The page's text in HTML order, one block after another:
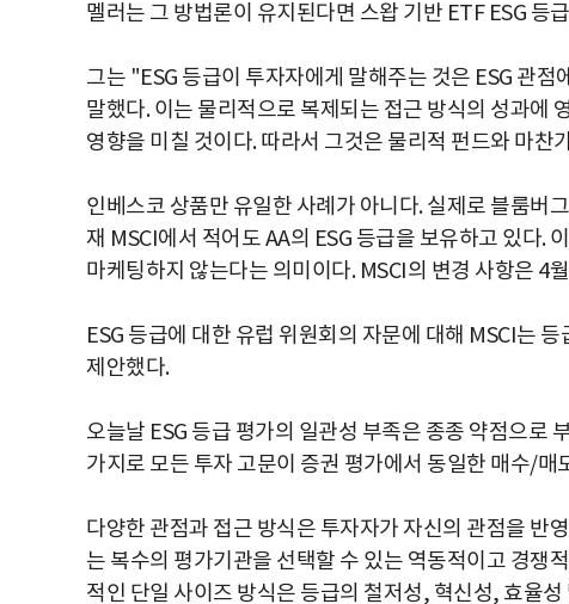
멜러는 그 방법론이 유지된다면 스왑 기반 ETF ESG 등
그는 "ESG 등급이 투자자에게 말해주는 것은 ESG 관
말했다. 이는 물리적으로 복제되는 접근 방식의 성과에
영향을 미칠 것이다. 따라서 그것은 물리적 펀드와 마찬
인베스코 상품만 유일한 사례가 아니다. 실제로 블룸버
재 MSCI에서 적어도 AA의 ESG 등급을 보유하고 있다.
마케팅하지 않는다는 의미이다. MSCI의 변경 사항은 4
ESG 등급에 대한 유럽 위원회의 자문에 대해 MSCI는
제안했다.
오늘날 ESG 등급 평가의 일관성 부족은 종종 약점으로
가지로 모든 투자 고문이 증권 평가에서 동일한 매수/
다양한 관점과 접근 방식은 투자자가 자신의 관점을 반
는 복수의 평가기관을 선택할 수 있는 역동적이고 경쟁
적인 단일 사이즈 방식은 등급의 철저성, 혁신성, 효율